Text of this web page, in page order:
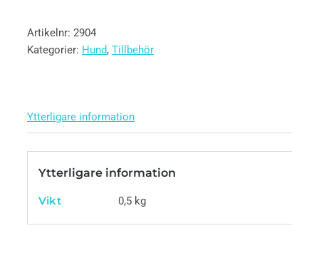
Artikelnr: 2904
Kategorier: Hund, Tillbehör
Ytterligare information
Ytterligare information
Vikt 0,5 kg